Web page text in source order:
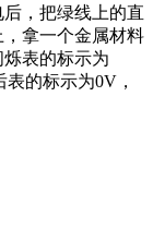
，把绿线上的直
拿一个金属材料
表的标示为
的标示为0V，